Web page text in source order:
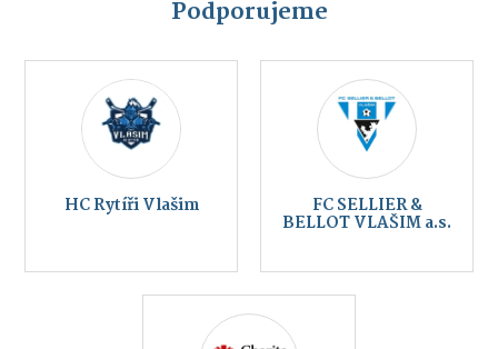
Podporujeme
HC Rytíři Vlašim FC SELLIER &
BELLOT VLAŠIM a.s.